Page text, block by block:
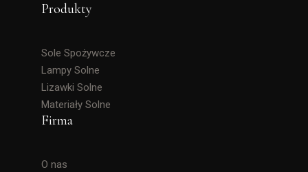
Produkty
Sole Spożywcze
Lampy Solne
Lizawki Solne
Materiały Solne
Firma
O nas